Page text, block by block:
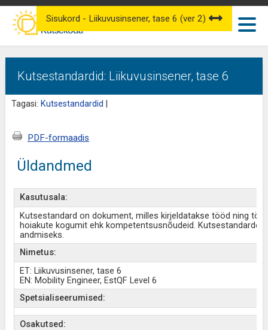
Kutsestandardid: Liikuvusinsener, tase 6
Tagasi: Kutsestandardid
Sisukord - Liikuvusinsener, tase 6 (ver 2)
PDF-formaadis
Üldandmed
Kasutusala:
Kutsestandard on dokument, milles kirjeldatakse tööd ning
hoiakute kogumit ehk kompetentsusnõudeid.
andmiseks.
Nimetus:
ET: Liikuvusinsener, tase 6
EN: Mobility Engineer, EstQF Level 6
Spetsialiseerumised:
Osakutsed: